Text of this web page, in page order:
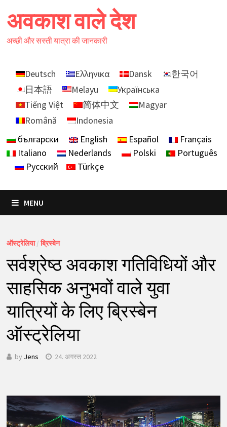
to
content
अवकाश वाले देश
अच्छी और सस्ती यात्रा की जानकारी
Deutsch Ελληνικα Dansk
한국어
日本語
Melayu
Українська
Tiếng Việt
简体中文
Magyar
Română
Indonesia
български
English Español
Français
Italiano
Nederlands Polski
Português
Русский
Türkçe
MENU
ऑस्ट्रेलिया/ब्रिस्बेन
सर्वश्रेष्ठ अवकाश गतिविधियों और
साहसिक अनुभवों वाले युवा
यात्रियों के लिए ब्रिस्बेन
ऑस्ट्रेलिया
by Jens 24. अगस्त 2022